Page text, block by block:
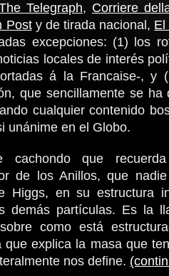
Telegraph, Corriere
Posty de tirada nacional, El
excepciones: (1) los
locales de interés
á la Francaise-, y
que sencillamente se ha
cualquier contenido
unánime en el Globo.
cachondo que
de los Anillos, que
Higgs, en su estructura
demás partículas. Es la
como está
que explica la masa que
nos define.